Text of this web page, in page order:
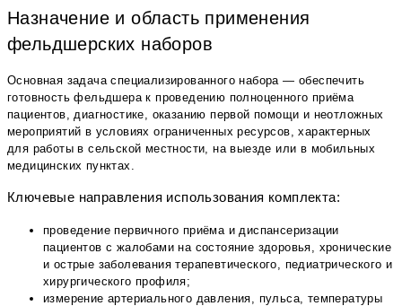
Назначение и область применения
фельдшерских наборов
Основная задача специализированного набора — обеспечить
готовность фельдшера к проведению полноценного приёма
пациентов, диагностике, оказанию первой помощи и неотложных
мероприятий в условиях ограниченных ресурсов, характерных
для работы в сельской местности, на выезде или в мобильных
медицинских пунктах.
Ключевые направления использования комплекта:
проведение первичного приёма и диспансеризации
пациентов с жалобами на состояние здоровья, хронические
и острые заболевания терапевтического, педиатрического и
хирургического профиля;
измерение артериального давления, пульса, температуры